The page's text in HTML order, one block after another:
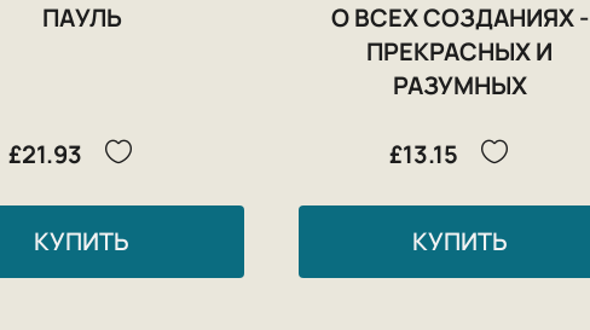
ПАУЛЬ
£21.93
КУПИТЬ
О ВСЕХ СОЗДАНИЯХ -
ПРЕКРАСНЫХ И
РАЗУМНЫХ
£13.15
КУПИТЬ